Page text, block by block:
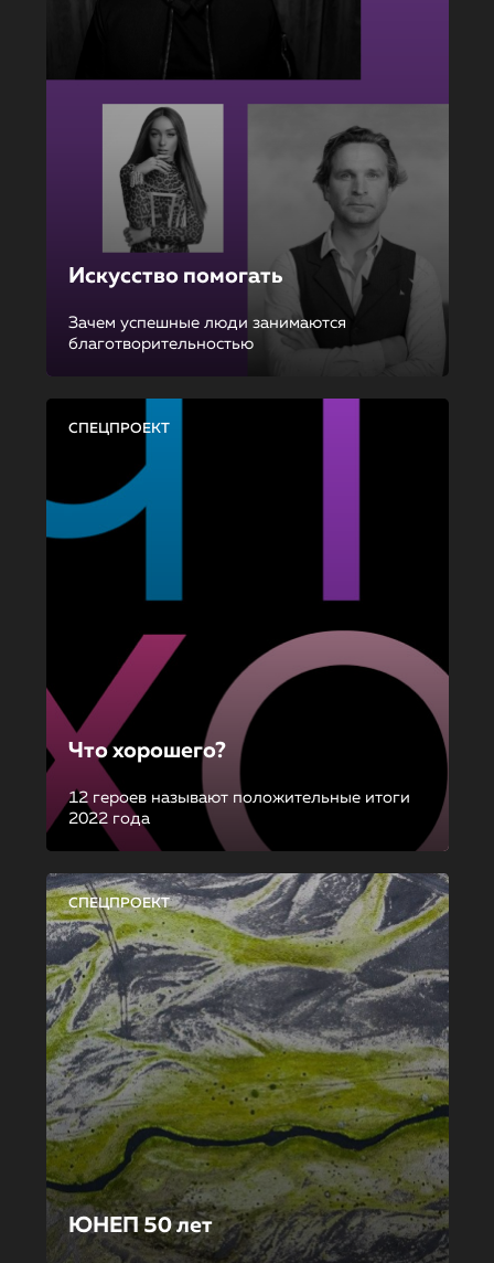
Искусство помогать
Зачем успешные люди занимаются
благотворительностью
СПЕЦПРОЕКТ
Что хорошего?
12 героев называют положительные итоги
2022 года
СПЕЦПРОЕКТ
ЮНЕП 50 лет